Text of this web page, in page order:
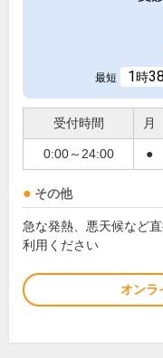
最短 1時
受付時間 月
0:00～24:00 ●
その他
急な発熱、悪天候など
利用ください
オンラ